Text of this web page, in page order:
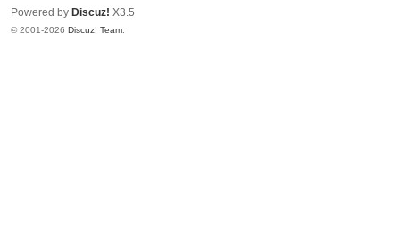
Powered by Discuz! X3.5
© 2001-2026 Discuz! Team